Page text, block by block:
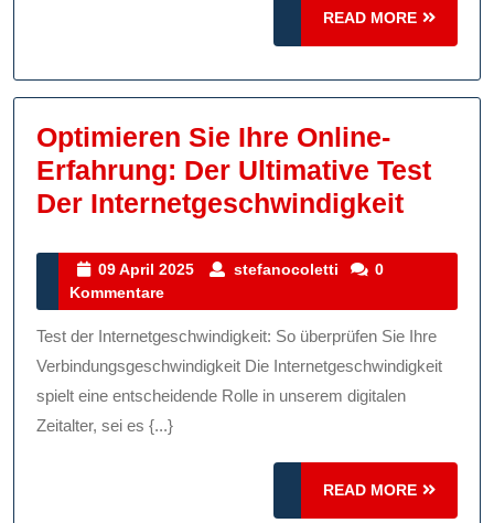
READ MORE
READ
MORE
Optimieren Sie Ihre Online-
Erfahrung: Der Ultimative Test
Der Internetgeschwindigkeit
Der
Der
09 April 2025
09
2025
stefanocoletti stefanocoletti
0
Kommentare
Test der Internetgeschwindigkeit: So überprüfen Sie Ihre
Verbindungsgeschwindigkeit Die Internetgeschwindigkeit
spielt eine entscheidende Rolle in unserem digitalen
Zeitalter, sei es {...}
READ MORE
READ
MORE